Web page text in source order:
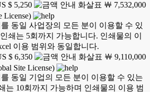
$ 5,250
￦ 7,532,000
License)
동일 사업장의 모든 분이 이용할 수 있
쇄는 5회까지 가능합니다. 인쇄물의 이
이용 범위와 동일합니다.
$ 6,350
￦ 9,110,000
Site License)
동일 기업의 모든 분이 이용할 수 있는
는 10회까지 가능하며 인쇄물의 이용 범